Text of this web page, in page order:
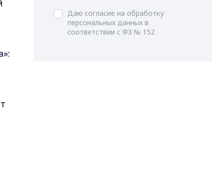
Даю согласие на обработку
персональных данных в
соответствии с ФЗ № 152